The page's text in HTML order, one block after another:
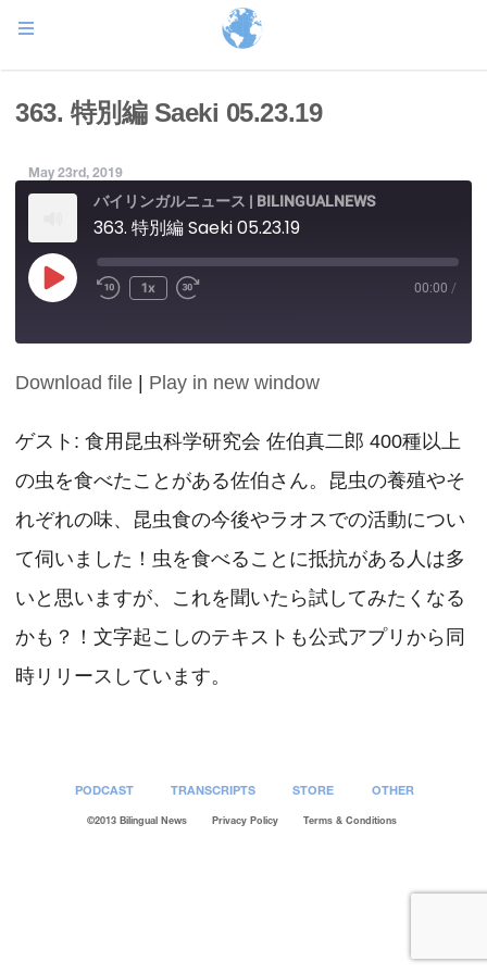
363. 特別編 Saeki 05.23.19
May 23rd, 2019
バイリンガルニュース | BILINGUALNEWS
363. 特別編 Saeki 05.23.19
Play
Episode
1x 00:00 /
SHARE
LINK
EMBED
Download file Play in new window
ゲスト: 食用昆虫科学研究会 佐伯真二郎 400種以上
の虫を食べたことがある佐伯さん。昆虫の養殖やそ
れぞれの味、昆虫食の今後やラオスでの活動につい
て伺いました！虫を食べることに抵抗がある人は多
いと思いますが、これを聞いたら試してみたくなる
かも？！文字起こしのテキストも公式アプリから同
時リリースしています。
PODCAST TRANSCRIPTS STORE OTHER
©2013 Bilingual News Privacy Policy Terms & Conditions